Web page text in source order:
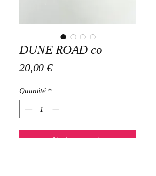
DUNE ROAD co
20,00 €Prix
Quantité *
Ajouter au panier